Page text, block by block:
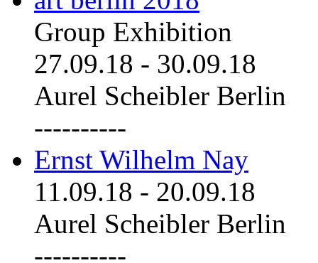
Group Exhibition
27.09.18 - 30.09.18
Aurel Scheibler Berlin
----------
Ernst Wilhelm Nay
11.09.18 - 20.09.18
Aurel Scheibler Berlin
----------